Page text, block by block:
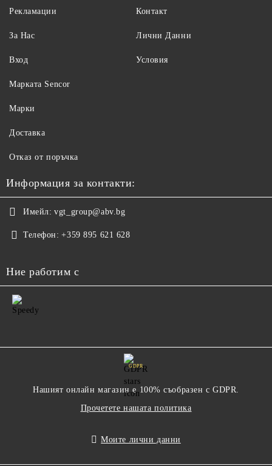
Рекламации
За Нас
Вход
Контакт
Лични Данни
Условия
Maрката Sencor
Марки
Доставка
Отказ от поръчка
Информация за контакти:
Имейл: vgt_group@abv.bg
Телефон: +359 895 621 628
Ние работим с
GDPR
Нашият онлайн магазин е 100% съобразен с GDPR.
Прочетете нашата политика
Моите лични данни